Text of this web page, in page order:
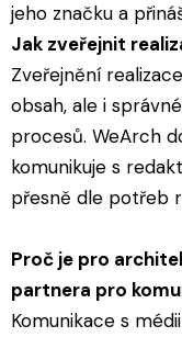
jeho značku a
Jak zveřejnit
Zveřejnění
obsah, ale i
procesů. WeArch
komunikuje s
přesně dle potřeb
Proč je pro
partnera pro
Komunikace s